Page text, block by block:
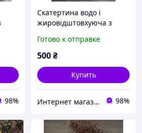
98%
Скатертина водо і
жировідштовхуюча з
100*150, усі розміри
Готово к отправке
500₴
Купить
Интернет магазин Уютный дом/Затишна домівка 98%